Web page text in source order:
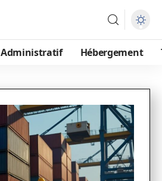
Administratif Hébergement